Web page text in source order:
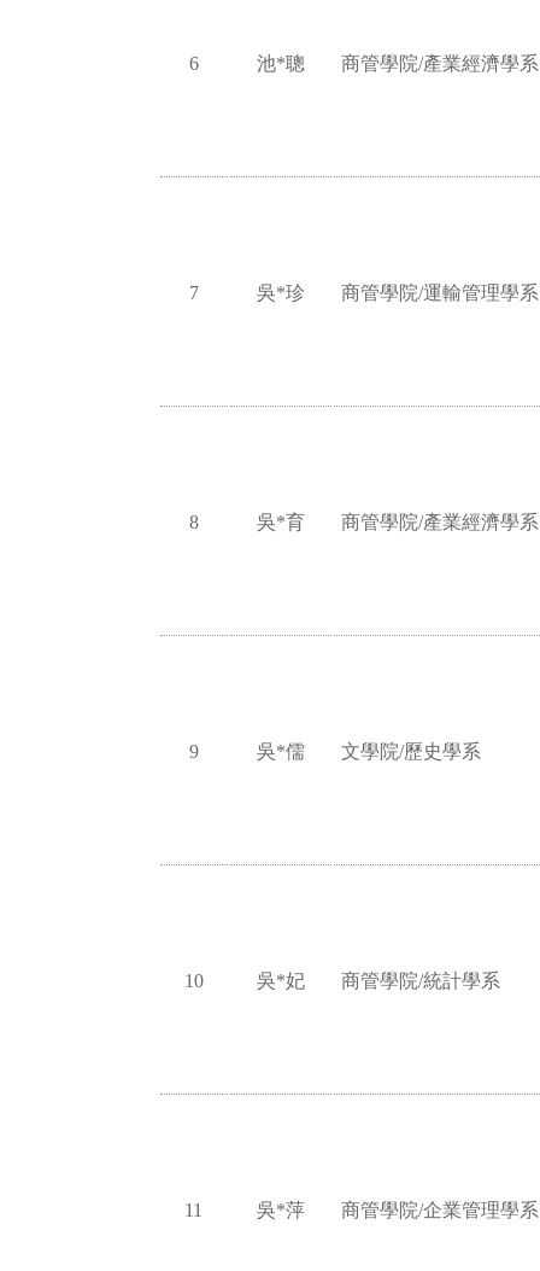
6 池*聰 商管學院/產業經濟學系
7 吳*珍 商管學院/運輸管理學系
8 吳*育 商管學院/產業經濟學系
9 吳*儒 文學院/歷史學系
10 吳*妃 商管學院/統計學系
11 吳*萍 商管學院/企業管理學系